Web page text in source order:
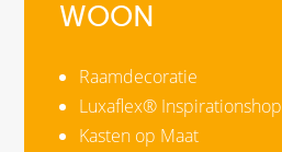
WOON
Raamdecoratie
Luxaflex® Inspirationshop
Kasten op Maat